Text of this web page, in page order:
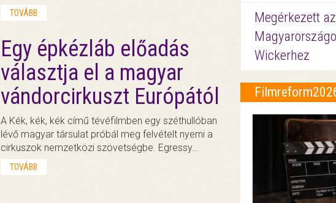
TOVÁBB
Egy épkézláb előadás
választja el a magyar
vándorcirkuszt Európától
A Kék, kék, kék című tévéfilmben egy széthullóban
lévő magyar társulat próbál meg felvételt nyerni a
cirkuszok nemzetközi szövetségbe. Egressy…
TOVÁBB
Megérkezett
Wickerhez